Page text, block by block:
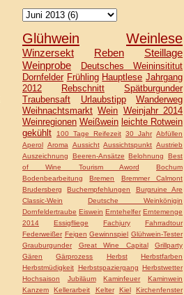
Glühwein Weinlese
Winzersekt Reben
Steillage
Weinprobe
Deutsches Weininsititut
Dornfelder Frühling Hauptlese Jahrgang
2012
Rebschnitt
Spätburgunder
Traubensaft
Urlaubstipp
Wanderweg
Weihnachtsmarkt Wein Weinjahr 2014
Weinregionen Weißwein leichte Rotwein
gekühlt
100 Tage Reifezeit 30 Jahr Abfüllen
Aperol
Aroma Aussicht Aussichtspunkt Austrieb
Auszeichnung
Beeren-Ansätze Belohnung
Best
of Wine Tourism Aword
Bochum
Bodenbearbeitung
Bremen
Bremmer Calmont
Brudersberg
Buchempfehlungen
Burgruine Are
Classic-Wein
Deutsche Weinkönigin
Dornfeldertraube Eiswein Erntehelfer Erntemenge
2014
Essigfliege Fachjury
Fahrradtour
Federweißer Feigen Gewinnspiel
Glühwein-Tester
Grauburgunder
Great Wine Capital
Grillparty
Gären
Gärprozess Herbst
Herbstfarben
Herbstmüdigkeit
Herbstspaziergang
Herbstwetter
Hochsaison
Jubiläum Kaminfeuer
Kaminwein
Kanzem
Kellerarbeit Kelter Kiel
Kirchenfenster